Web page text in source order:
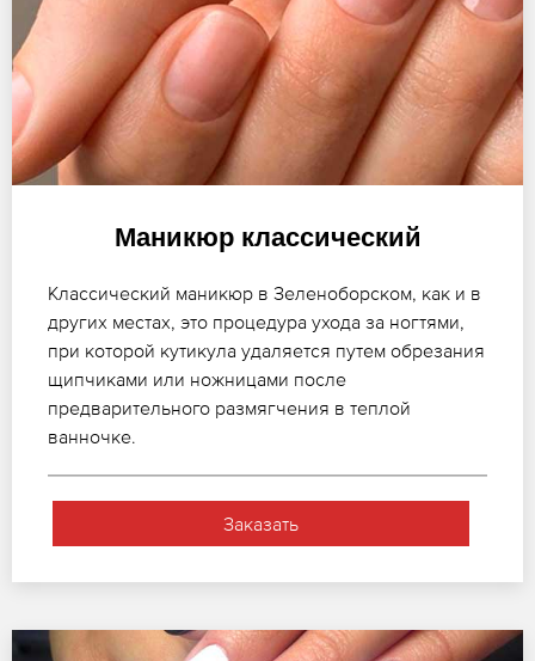
Маникюр классический
Классический маникюр в Зеленоборском, как и в
других местах, это процедура ухода за ногтями,
при которой кутикула удаляется путем обрезания
щипчиками или ножницами после
предварительного размягчения в теплой
ванночке.
Заказать